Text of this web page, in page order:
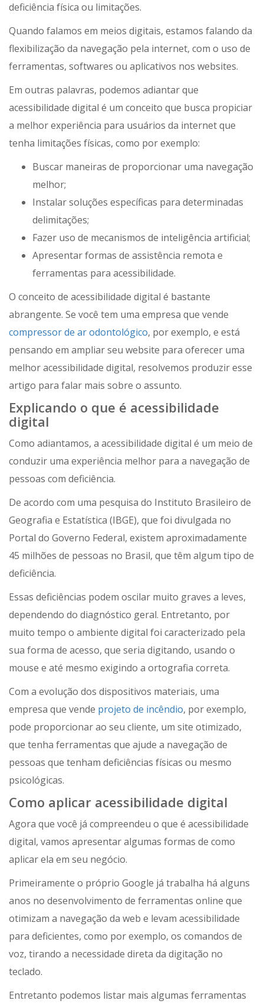
deficiência física ou limitações.
Quando falamos em meios digitais, estamos falando da
flexibilização da navegação pela internet, com o uso de
ferramentas, softwares ou aplicativos nos websites.
Em outras palavras, podemos adiantar que
acessibilidade digital é um conceito que busca propiciar
a melhor experiência para usuários da internet que
tenha limitações físicas, como por exemplo:
Buscar maneiras de proporcionar uma navegação
melhor;
Instalar soluções específicas para determinadas
delimitações;
Fazer uso de mecanismos de inteligência artificial;
Apresentar formas de assistência remota e
ferramentas para acessibilidade.
O conceito de acessibilidade digital é bastante
abrangente. Se você tem uma empresa que vende
compressor de ar odontológico, por exemplo, e está
pensando em ampliar seu website para oferecer uma
melhor acessibilidade digital, resolvemos produzir esse
artigo para falar mais sobre o assunto.
Explicando o que é acessibilidade
digital
Como adiantamos, a acessibilidade digital é um meio de
conduzir uma experiência melhor para a navegação de
pessoas com deficiência.
De acordo com uma pesquisa do Instituto Brasileiro de
Geografia e Estatística (IBGE), que foi divulgada no
Portal do Governo Federal, existem aproximadamente
45 milhões de pessoas no Brasil, que têm algum tipo de
deficiência.
Essas deficiências podem oscilar muito graves a leves,
dependendo do diagnóstico geral. Entretanto, por
muito tempo o ambiente digital foi caracterizado pela
sua forma de acesso, que seria digitando, usando o
mouse e até mesmo exigindo a ortografia correta.
Com a evolução dos dispositivos materiais, uma
empresa que vende projeto de incêndio, por exemplo,
pode proporcionar ao seu cliente, um site otimizado,
que tenha ferramentas que ajude a navegação de
pessoas que tenham deficiências físicas ou mesmo
psicológicas.
Como aplicar acessibilidade digital
Agora que você já compreendeu o que é acessibilidade
digital, vamos apresentar algumas formas de como
aplicar ela em seu negócio.
Primeiramente o próprio Google já trabalha há alguns
anos no desenvolvimento de ferramentas online que
otimizam a navegação da web e levam acessibilidade
para deficientes, como por exemplo, os comandos de
voz, tirando a necessidade direta da digitação no
teclado.
Entretanto podemos listar mais algumas ferramentas